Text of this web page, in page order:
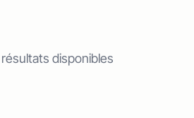
disponibles